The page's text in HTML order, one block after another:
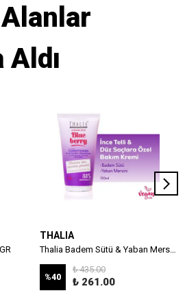
Aldı
THALIA
%40
₺ 435.00
₺ 261.00